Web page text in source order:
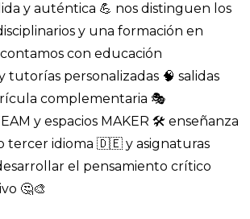
y auténtica 💪 nos distinguen los
y una formación en
con educación
tutorías personalizadas 🧠 salidas
complementaria 🎭
y espacios MAKER 🛠️ enseñanza
tercer idioma 🇩🇪 y asignaturas
el pensamiento crítico
🤔🎨